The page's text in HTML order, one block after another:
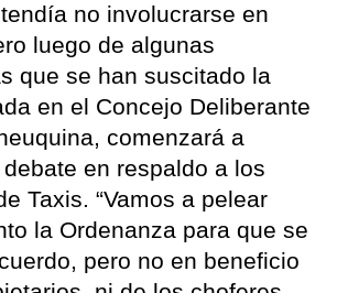
no involucrarse en
luego de algunas
que se han suscitado la
en el Concejo Deliberante
comenzará a
en respaldo a los
Taxis. “Vamos a pelear
la Ordenanza para que se
pero no en beneficio